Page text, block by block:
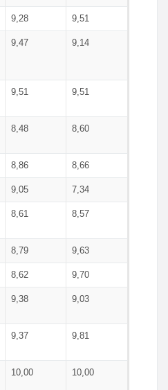
9,28 9,51
9,47 9,14
9,51 9,51
8,48 8,60
8,86 8,66
9,05 7,34
8,61 8,57
8,79 9,63
8,62 9,70
9,38 9,03
9,37 9,81
10,00 10,00